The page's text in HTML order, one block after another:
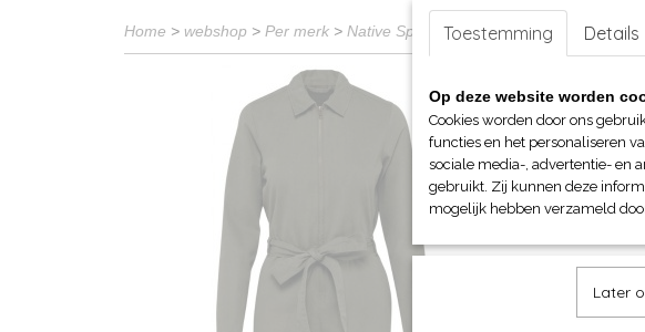
Home > webshop > Per merk > Native Spirit > NS Dames Jumpsuit
NS
€ 89,20
Maat
Toestemming Details
Op deze website worden
Cookies worden door ons
functies en het personaliseren
sociale media-, advertentie- en
gebruikt. Zij kunnen deze
mogelijk hebben verzameld
Later